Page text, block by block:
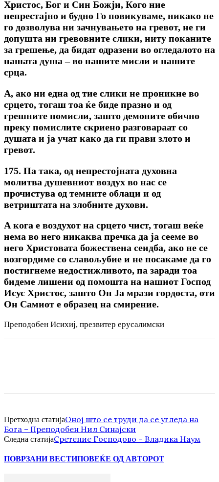
Христос, Бог и Син Божји, Кого ние
непрестајно и будно Го повикуваме, никако не
го дозволува ни зачнувањето на гревот, не ги
допушта ни гревовните слики, ниту поканите
за грешење, да бидат одразени во огледалото на
нашата душа – во нашите мисли и нашите
срца.
А, ако ни една од тие слики не проникне во
срцето, тогаш тоа ќе биде празно и од
грешните помисли, зашто демоните обично
преку помислите скриено разговараат co
душата и ја учат како да ги прави злото и
гревот.
175. Па така, од непрестојната духовна
молитва душевниот воздух во нас се
прочистува од темните облаци и од
ветриштата на злобните духови.
А кога е воздухот на срцето чист, тогаш веќе
нема во него никаква пречка да ја сееме во
него Христовата божествена сеидба, ако не се
возгордиме co славољубие и не посакаме да го
постигнеме недостижливото, па заради тоа
бидеме лишени од помошта на нашиот Господ
Исус Христос, зашто Он Ја мрази гордоста, оти
Он Самиот е образец на смирение.
Преподобен Исихиј, презвитер ерусалимски
Претходна статијаОној што се труди да се угледа на
Бога – Преподобен Нил Синајски
Следна статијаСретение Господово – Владика Наум
ПОВРЗАНИ ВЕСТИПОВЕЌЕ ОД АВТОРОТ